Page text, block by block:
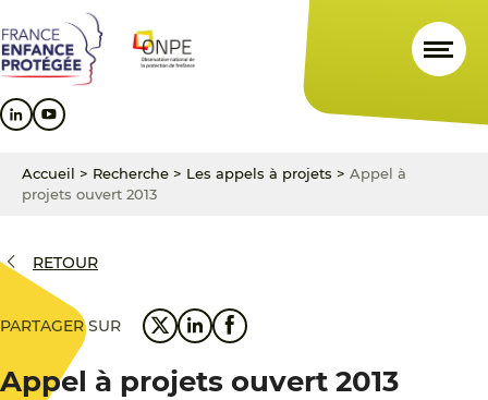
au
contenu
principal
au
menu
principal
au
pied
de
Accueil > Recherche > Les appels à projets > Appel à
projets ouvert 2013
RETOUR
PARTAGER SUR
Appel à projets ouvert 2013